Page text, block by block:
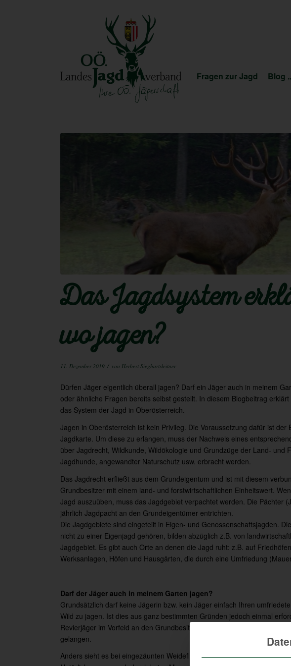
Fragen zur Jagd Blog
Das Jagdsystem
wo jagen?
11. Dezember 2019 / von Herbert Sieghartsleitner
Dürfen Jäger eigentlich überall jagen? Darf ein Jäger auch in meinem
oder ähnliche Fragen bereits selbst gestellt. In diesem Blogbeitrag
das System der Jagd in Oberösterreich.
Jagen in Oberösterreich ist kein Privileg. Die Voraussetzung dafür ist
Jagdkarte. Um diese zu erlangen, muss der Nachweis eines
über Jagdrecht, Wildkunde, Wildökologie und Grundzüge der Land- und
Jagdhunde, angewandter Naturschutz usw. erbracht werden.
Das Jagdrecht erfließt aus dem Grundeigentum und ist mit diesem
Grundbesitzer mit einem land- und forstwirtschaftlichen Einheitswert.
Jagd auszuüben, muss das Jagdgebiet verpachtet werden. Die Pächter
jährlich Jagdpacht an den Grundeigentümer entrichten.
Die Jagdgebiete sind eingeteilt in Eigen- und Genossenschaftsjagden.
nicht zu einer Eigenjagd gehören, bilden abzüglich z.B. von
Jagdgebiet. Es gibt auch Orte an denen die Jagd ruht: z.B. auf
Werksanlagen, Höfen und Hausgärten, die durch eine Umfriedung
Darf der Jäger auch in meinem Garten jagen?
Grundsätzlich darf keine Jägerin bzw. kein Jäger einfach Ihren
Wild zu jagen. Ist dies aus ganz bestimmten Gründen jedoch einmal
Revierjäger im Vorfeld an den Grundbesitzer heran und sucht das
gelangen.
Anders sieht es bei eingezäunten Weideflächen aus, diese Zäune